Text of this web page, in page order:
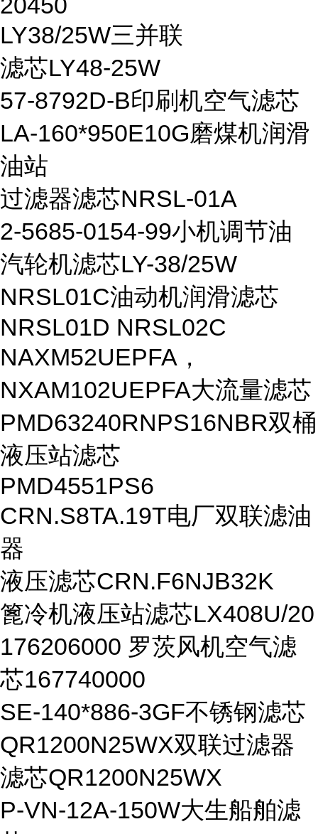
LY38/25W三并联
滤芯LY48-25W
57-8792D-B印刷机空气滤芯
LA-160*950E10G磨煤机润滑
油站
过滤器滤芯NRSL-01A
2-5685-0154-99小机调节油
汽轮机滤芯LY-38/25W
NRSL01C油动机润滑滤芯
NRSL01D NRSL02C
NAXM52UEPFA，
NXAM102UEPFA大流量滤芯
PMD63240RNPS16NBR双桶
液压站滤芯
PMD4551PS6
CRN.S8TA.19T电厂双联滤油
器
液压滤芯CRN.F6NJB32K
篦冷机液压站滤芯LX408U/20
176206000 罗茨风机空气滤
芯167740000
SE-140*886-3GF不锈钢滤芯
QR1200N25WX双联过滤器
滤芯QR1200N25WX
P-VN-12A-150W大生船舶滤